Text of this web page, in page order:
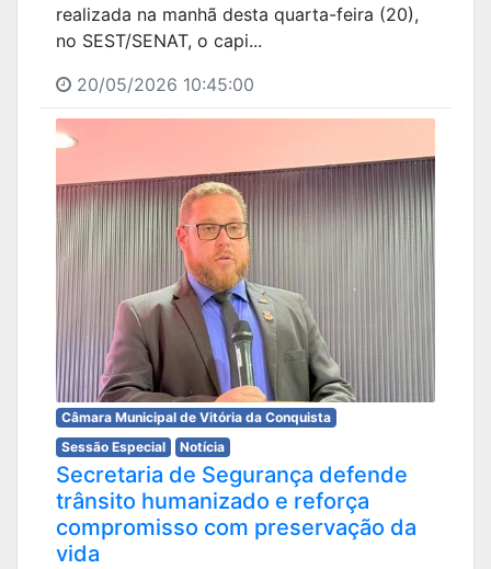
realizada na manhã desta quarta-feira (20),
no SEST/SENAT, o capi...
20/05/2026 10:45:00
Câmara Municipal de Vitória da Conquista
Sessão Especial
Notícia
Secretaria de Segurança defende
trânsito humanizado e reforça
compromisso com preservação da
vida